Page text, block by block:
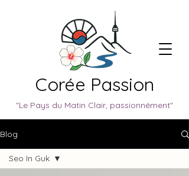
Corée Passion
"Le Pays du Matin Clair, passionnément"
Blog
Seo In Guk